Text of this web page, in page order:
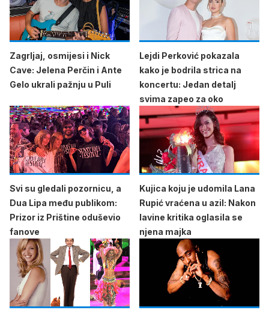
Zagrljaj, osmijesi i Nick
Cave: Jelena Perčin i Ante
Gelo ukrali pažnju u Puli
Lejdi Perković pokazala
kako je bodrila strica na
koncertu: Jedan detalj
svima zapeo za oko
Svi su gledali pozornicu, a
Dua Lipa među publikom:
Prizor iz Prištine oduševio
fanove
Kujica koju je udomila Lana
Rupić vraćena u azil: Nakon
lavine kritika oglasila se
njena majka